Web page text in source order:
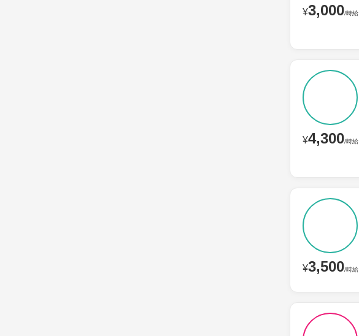
¥3,000/時給
¥4,300/時給
¥3,500/時給